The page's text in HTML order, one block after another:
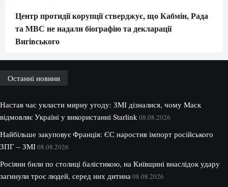
Центр протидії корупції стверджує, що Кабмін, Рада
та МВС не надали біографію та декларації
Вигівського
Останні новини
Настав час укласти мирну угоду: ЗМІ дізналися, чому Маск
відмовляє Україні у використанні Starlink 08.08.2026
Найбільше закуповує Франція: ЄС наростив імпорт російського
ЗПГ – ЗМІ08.08.2026
Росіяни били по столиці балістикою, на Київщині внаслідок удару
загинули троє людей, серед них дитина 08.08.2026